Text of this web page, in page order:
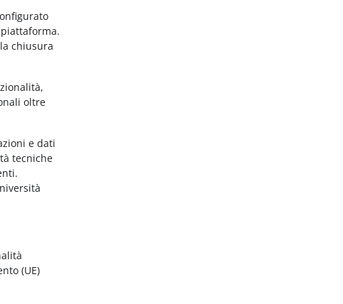
chiusura
oltre
e dati
tecniche
(UE)